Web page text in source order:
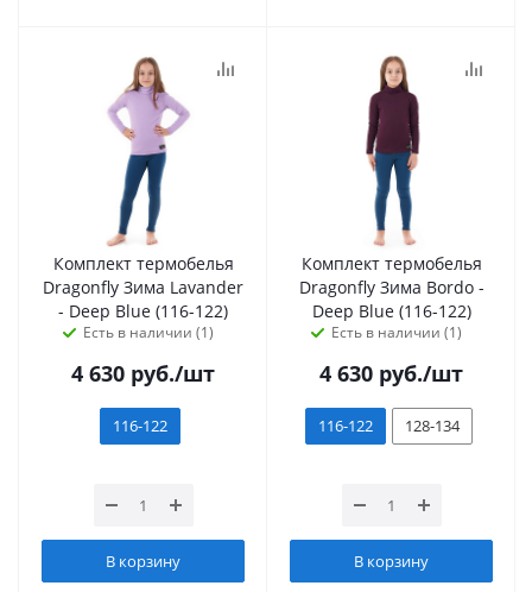
Комплект термобелья
Dragonfly Зима Lavander
- Deep Blue (116-122)
Есть в наличии (1)
4 630 руб./шт
116-122
В корзину
Комплект термобелья
Dragonfly Зима Bordo -
Deep Blue (116-122)
Есть в наличии (1)
4 630 руб./шт
116-122 128-134
В корзину